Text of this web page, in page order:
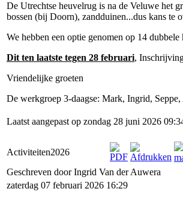
De Utrechtse heuvelrug is na de Veluwe het
bossen (bij Doorn), zandduinen...dus kans te
We hebben een optie genomen op 14
Dit ten laatste tegen 28 februari,
Vriendelijke groeten
De werkgroep 3-daagse: Mark, Ingrid,
Laatst aangepast op zondag 28 juni 2026
Activiteiten2026
Geschreven door Ingrid Van der Auwera
zaterdag 07 februari 2026 16:29